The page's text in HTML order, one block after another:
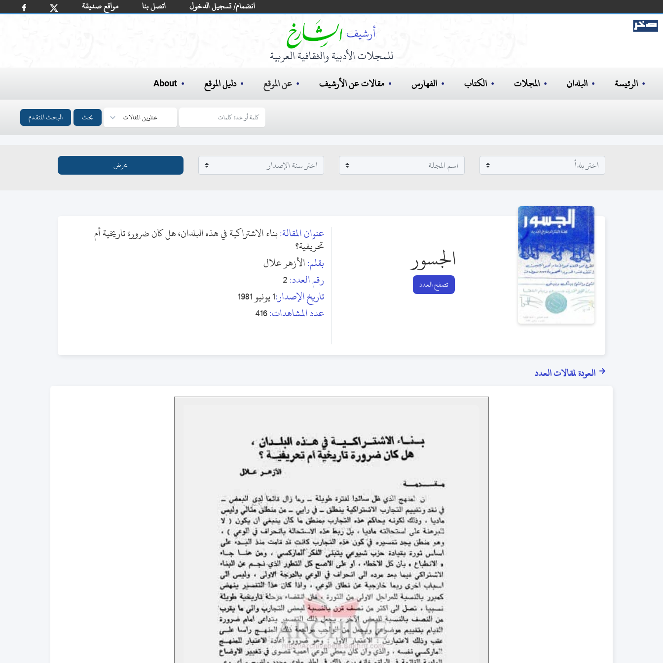
مواقع صديقة اتصل بنا انضمام/ تسجيل الدخول
للمجلات الأدبية والثقافية العربية
الرئيسة البلدان المجلات الكتاب الفهارس مقالات عن الأرشيف عن الموقع دليل الموقع About
بحث البحث المتقدم
الجسور
تصفح العدد
عنوان المقالة:بناء الاشتراكية في هذه البلدان، هل كان ضرورة تاريخية أم
تحريفية؟
بقلم:الأزهر علال
رقم العدد:2
تاريخ الإصدار:1 يونيو 1981
عدد المشاهدات:416
العودة لمقالات العدد